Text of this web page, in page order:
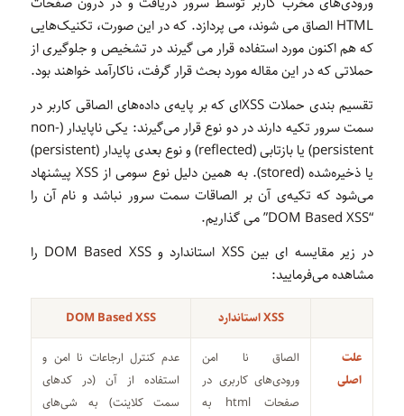
HTML الصاق می شوند، می پردازد. که در این صورت، تکنیک‌هایی
که هم اکنون مورد استفاده قرار می گیرند در تشخیص و جلوگیری از
حملاتی که در این مقاله مورد بحث قرار گرفت،‌ ناکارآمد خواهند بود.
تقسیم بندی حملات XSSای که بر پایه‌ی داده‌های الصاقی کاربر در
سمت سرور تکیه دارند در دو نوع قرار می‌گیرند: یکی ناپایدار (non-
persistent) یا بازتابی (reflected) و نوع بعدی پایدار (persistent)
یا ذخیره‌شده (stored). به همین دلیل نوع سومی از XSS پیشنهاد
می‌شود که تکیه‌ی آن بر الصاقات سمت سرور نباشد و نام آن را
“DOM Based XSS” می گذاریم.
در زیر مقایسه ای بین XSS استاندارد و DOM Based XSS را
مشاهده می‌فرمایید:
XSS استاندارد DOM Based XSS
علت
اصلی
الصاق نا امن
ورودی‌های کاربری در
صفحات html به
عدم کنترل ارجاعات نا امن و
استفاده از آن (در کدهای
سمت کلاینت) به شی‌های